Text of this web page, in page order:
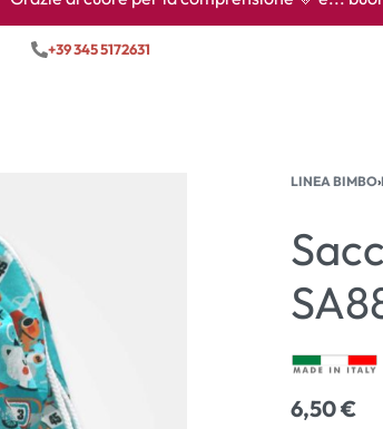
+39 345 5172631
LINEA BIMBO›
6,50€